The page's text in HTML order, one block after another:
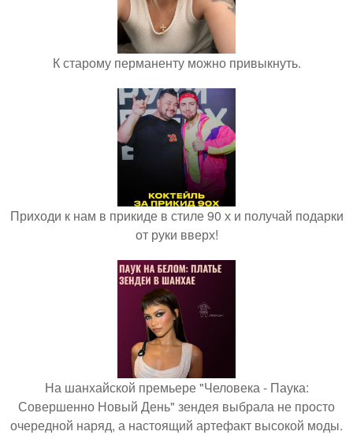
К старому перманенту можно привыкнуть.
Приходи к нам в прикиде в стиле 90 х и получай подарки
от руки вверх!
На шанхайской премьере "Человека - Паука:
Совершенно Новый День" зендея выбрала не просто
очередной наряд, а настоящий артефакт высокой моды.